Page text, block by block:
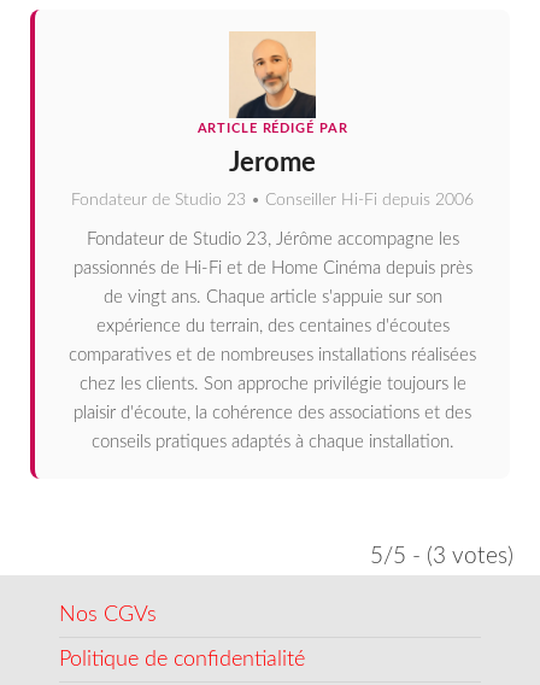
ARTICLE RÉDIGÉ PAR
Jerome
Fondateur de Studio 23 • Conseiller Hi-Fi depuis 2006
Fondateur de Studio 23, Jérôme accompagne les
passionnés de Hi-Fi et de Home Cinéma depuis près
de vingt ans. Chaque article s'appuie sur son
expérience du terrain, des centaines d'écoutes
comparatives et de nombreuses installations réalisées
chez les clients. Son approche privilégie toujours le
plaisir d'écoute, la cohérence des associations et des
conseils pratiques adaptés à chaque installation.
5/5 - (3 votes)
Nos CGVs
Politique de confidentialité